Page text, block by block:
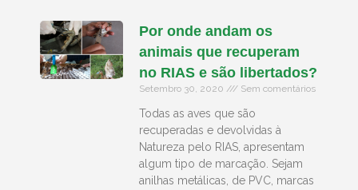
Por onde andam os
animais que recuperam
no RIAS e são libertados?
Setembro 30, 2020 Sem comentários
Todas as aves que são
recuperadas e devolvidas à
Natureza pelo RIAS, apresentam
algum tipo de marcação. Sejam
anilhas metálicas, de PVC, marcas